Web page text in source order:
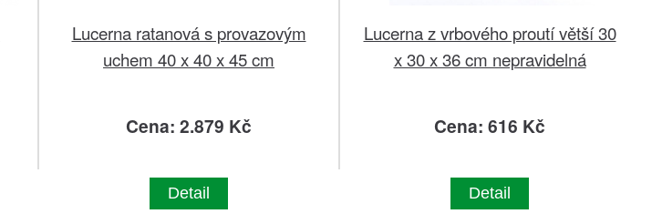
Lucerna ratanová s provazovým
uchem 40 x 40 x 45 cm
Cena: 2.879 Kč
Detail
Lucerna z vrbového proutí větší 30
x 30 x 36 cm nepravidelná
Cena: 616 Kč
Detail